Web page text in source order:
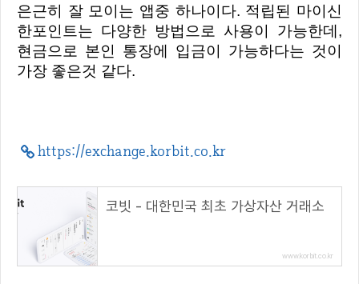
은근히 잘 모이는 앱중 하나이다. 적립된 마이신
한포인트는 다양한 방법으로 사용이 가능한데,
현금으로 본인 통장에 입금이 가능하다는 것이
가장 좋은것 같다.
https://exchange.korbit.co.kr
코빗 - 대한민국 최초 가상자산 거래소
www.korbit.co.kr